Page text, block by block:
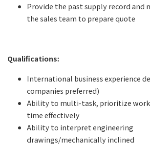
Provide the past supply record and
the sales team to prepare quote
Qualifications:
International business experience
companies preferred)
Ability to multi-task, prioritize work
time effectively
Ability to interpret engineering
drawings/mechanically inclined